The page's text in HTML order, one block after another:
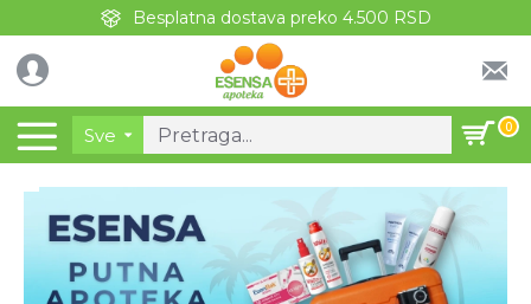
Besplatna dostava preko 4.500 RSD
Sve 0